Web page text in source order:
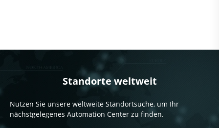
Standorte weltweit
Nutzen Sie unsere weltweite Standortsuche, um Ihr
nächstgelegenes Automation Center zu finden.